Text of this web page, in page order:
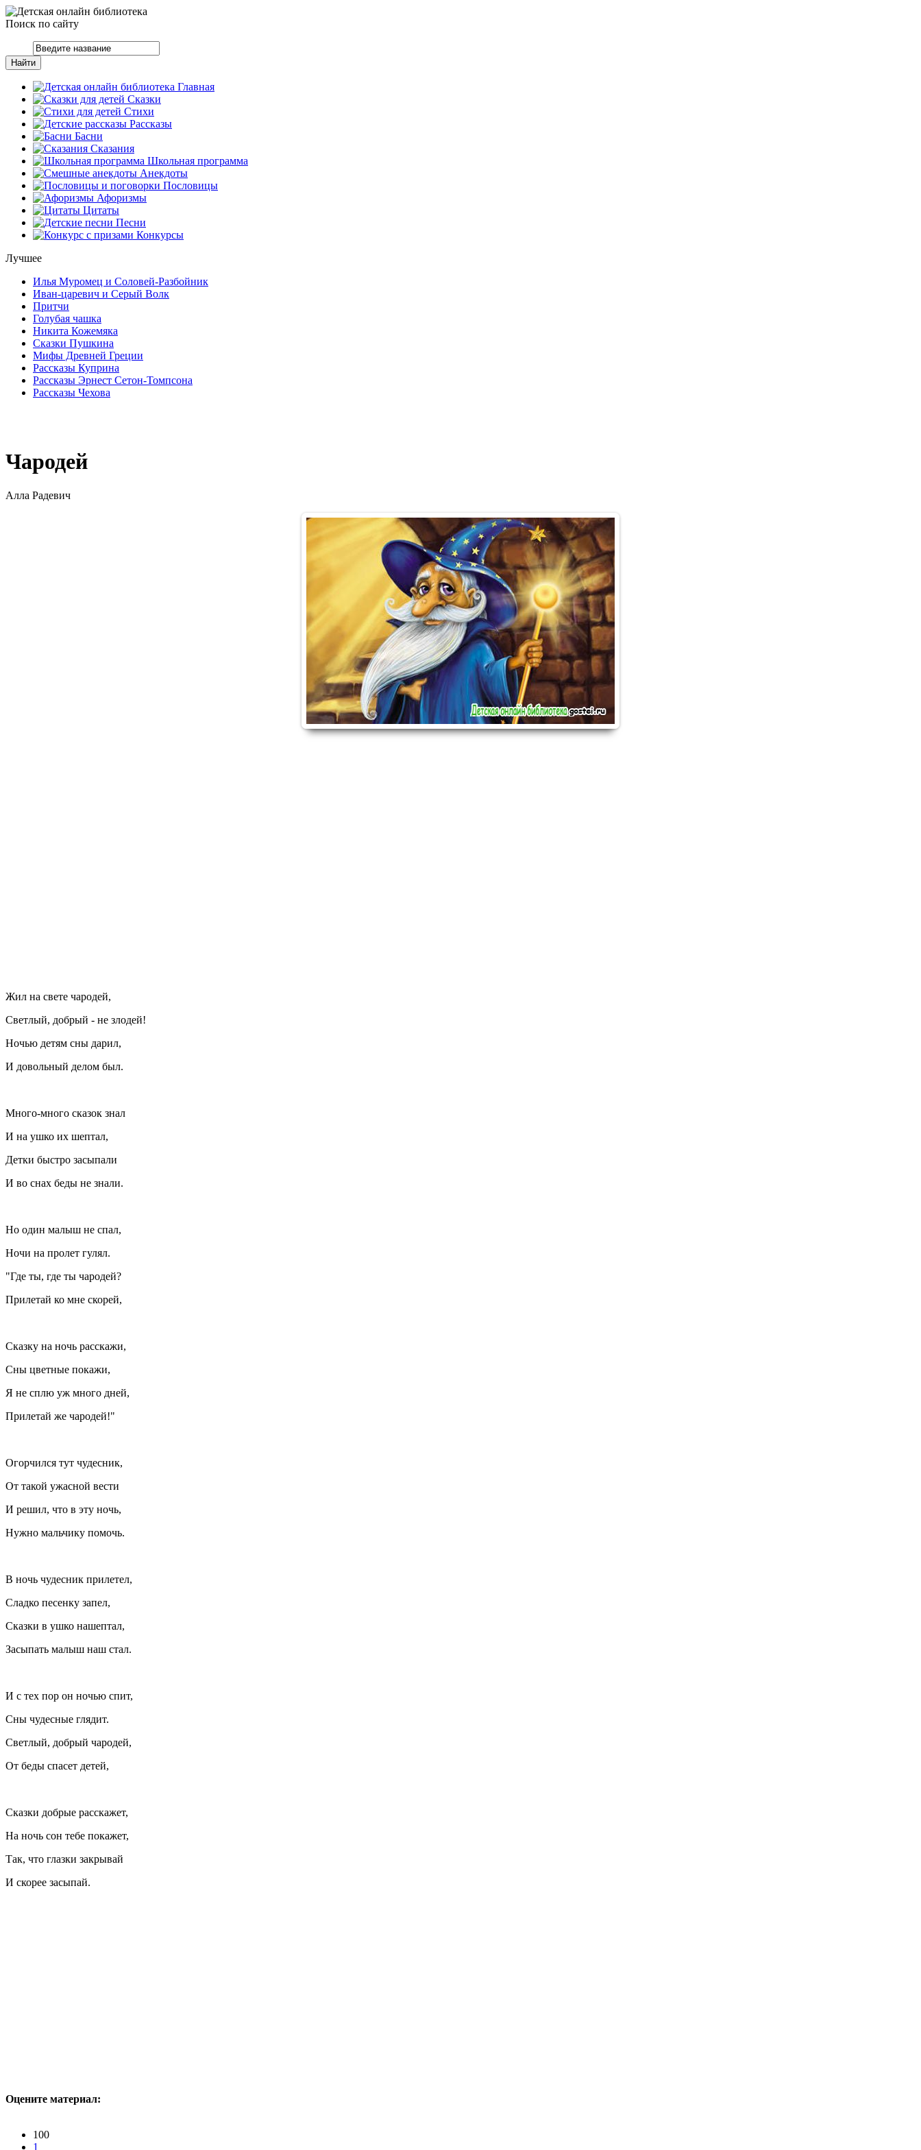
Поиск по сайту
Главная
Сказки
Стихи
Рассказы
Басни
Сказания
Школьная программа
Анекдоты
Пословицы
Афоризмы
Цитаты
Песни
Конкурсы
Лучшее
Илья Муромец и Соловей-Разбойник
Иван-царевич и Серый Волк
Притчи
Голубая чашка
Никита Кожемяка
Сказки Пушкина
Мифы Древней Греции
Рассказы Куприна
Рассказы Эрнест Сетон-Томпсона
Рассказы Чехова
Чародей
Алла Радевич
Жил на свете чародей,
Светлый, добрый - не злодей!
Ночью детям сны дарил,
И довольный делом был.
Много-много сказок знал
И на ушко их шептал,
Детки быстро засыпали
И во снах беды не знали.
Но один малыш не спал,
Ночи на пролет гулял.
"Где ты, где ты чародей?
Прилетай ко мне скорей,
Сказку на ночь расскажи,
Сны цветные покажи,
Я не сплю уж много дней,
Прилетай же чародей!"
Огорчился тут чудесник,
От такой ужасной вести
И решил, что в эту ночь,
Нужно мальчику помочь.
В ночь чудесник прилетел,
Сладко песенку запел,
Сказки в ушко нашептал,
Засыпать малыш наш стал.
И с тех пор он ночью спит,
Сны чудесные глядит.
Светлый, добрый чародей,
От беды спасет детей,
Сказки добрые расскажет,
На ночь сон тебе покажет,
Так, что глазки закрывай
И скорее засыпай.
Оцените материал:
100
1